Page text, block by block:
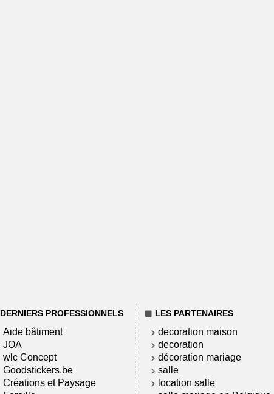
DERNIERS PROFESSIONNELS
Aide bâtiment
JOA
wlc Concept
Goodstickers.be
Créations et Paysage
LES PARTENAIRES
decoration maison
decoration
décoration mariage
salle
location salle